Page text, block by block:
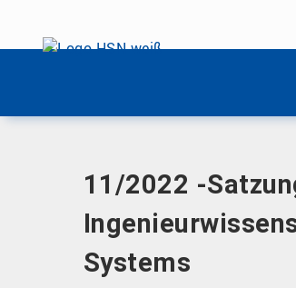
Home|Dokumente|11/2022 -Satzung
11/2022 -
Systems